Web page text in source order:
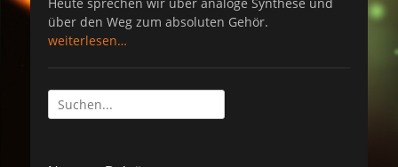
t
e
d
über den Weg zum absoluten Gehör.
weiterlesen…
Suche
nach: